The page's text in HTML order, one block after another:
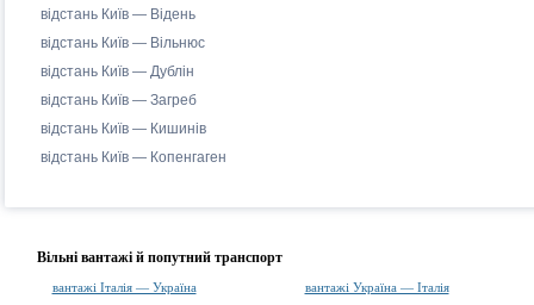
відстань Київ — Відень
відстань Київ — Вільнюс
відстань Київ — Дублін
відстань Київ — Загреб
відстань Київ — Кишинів
відстань Київ — Копенгаген
Вільні вантажі й попутний транспорт
вантажі Італія — Україна
вантажі Україна — Італія